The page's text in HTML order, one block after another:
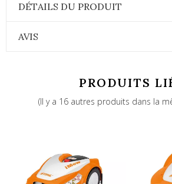
DÉTAILS DU PRODUIT
AVIS
PRODUITS
(Il y a 16 autres produits dans la